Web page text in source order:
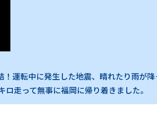
運転中に発生した地震、晴れたり雨が
走って無事に福岡に帰り着きました。